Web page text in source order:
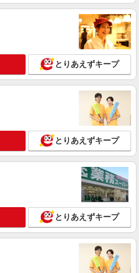
の通り 日・祝日／時給
★職種を限定しての募集のため、勤務時
日の項目をご確認ください。
詳細を見る
とりあえずキープ
とりあえずキープ
とりあえずキープ